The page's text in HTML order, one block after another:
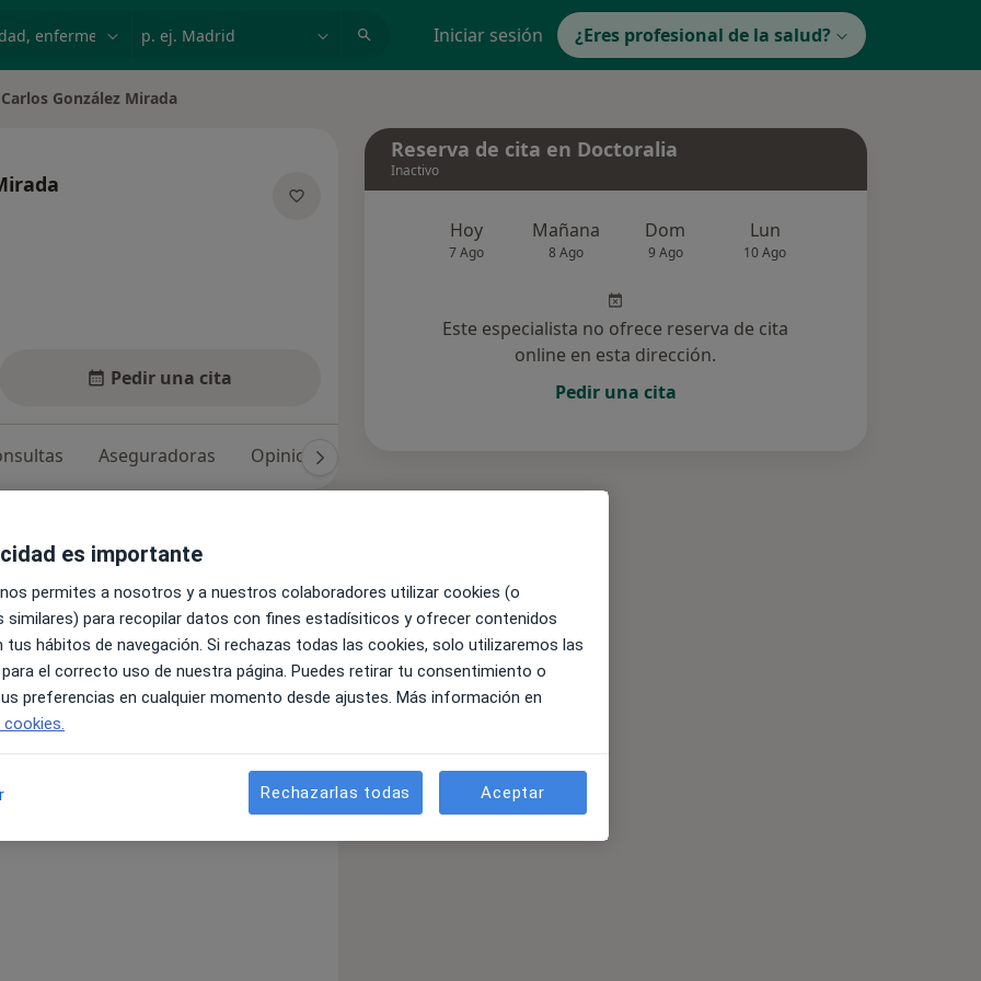
Iniciar sesión ¿Eres profesional de la salud?
de ciudad
Carlos González Mirada
Pedir una cita
Aseguradoras Opiniones (69)
de Córdoba (Argentina) en
Médico - Quirúrgica y
en 1990.
servicio de Dermatología del
de enfermedades de transmisión
de Dermatología Dr. López Gil,
Reserva de cita en Doctoralia
Inactivo
Hoy
7 Ago
Mañana
8 Ago
Dom
9 Ago
Lun
10 Ago
Este especialista no ofrece reserva de cita
online en esta dirección.
Pedir una cita
es importante
permites a nosotros y a nuestros colaboradores utilizar cookies (o
similares) para recopilar datos con fines estadísiticos y ofrecer contenidos
tus hábitos de navegación. Si rechazas todas las cookies, solo utilizaremos las
el correcto uso de nuestra página. Puedes retirar tu consentimiento o
preferencias en cualquier momento desde ajustes. Más información en
Rechazarlas todas Aceptar